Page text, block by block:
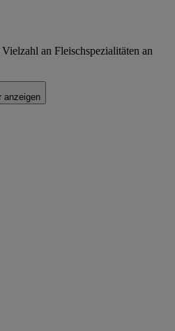
an Fleischspezialitäten an
anzeigen